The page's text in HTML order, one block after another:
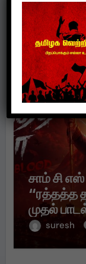
Cinema
சாம் சி
“ரத்தத்த
முதல்
வருகிறது!
suresh